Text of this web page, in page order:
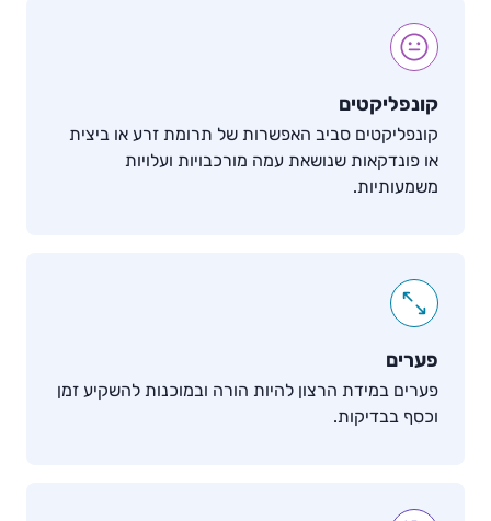
קונפליקטים
קונפליקטים סביב האפשרות של תרומת זרע או ביצית
או פונדקאות שנושאת עמה מורכבויות ועלויות
משמעותיות.
פערים
פערים במידת הרצון להיות הורה ובמוכנות להשקיע זמן
וכסף בבדיקות.